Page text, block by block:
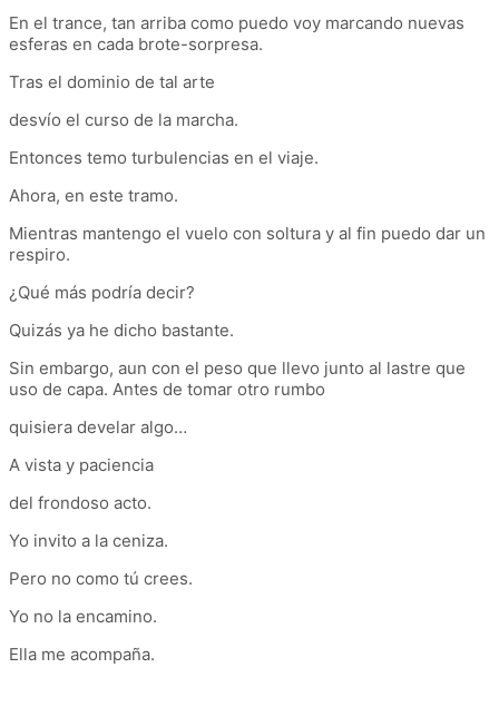
En el trance, tan arriba como puedo voy marcando nuevas
esferas en cada brote-sorpresa.
Tras el dominio de tal arte
desvío el curso de la marcha.
Entonces temo turbulencias en el viaje.
Ahora, en este tramo.
Mientras mantengo el vuelo con soltura y al fin puedo dar un
respiro.
¿Qué más podría decir?
Quizás ya he dicho bastante.
Sin embargo, aun con el peso que llevo junto al lastre que
uso de capa. Antes de tomar otro rumbo
quisiera develar algo…
A vista y paciencia
del frondoso acto.
Yo invito a la ceniza.
Pero no como tú crees.
Yo no la encamino.
Ella me acompaña.